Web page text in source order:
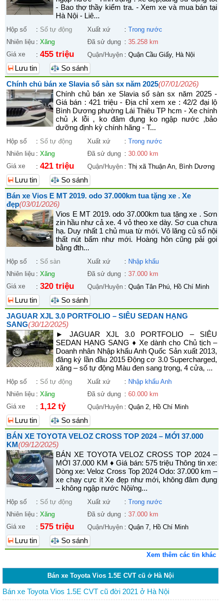
- Bao thợ thầy kiểm tra. - Xem xe và mua bán tại
Hà Nội - Liê...
Hộp số : Số tự động Xuất xứ : Trong nước
Nhiên liệu : Xăng Đã sử dụng : 35.258 km
Giá xe
: 455 triệu Quận/Huyện : Quận Cầu Giấy, Hà Nội
Lưu tin
So sánh
Chính chủ bán xe Slavia số sàn sx năm 2025(07/01/2026)
Chính chủ bán xe Slavia số sàn sx năm 2025 -
Giá bán : 421 triệu - Địa chỉ xem xe : 42/2 đại lộ
Bình Dương phường Lái Thiêu TP hcm - Xe chính
chủ ,k lỗi , ko đâm đụng ko ngập nước ,bảo
dưỡng định kỳ chính hãng - T...
Hộp số : Số tự động Xuất xứ : Trong nước
Nhiên liệu : Xăng Đã sử dụng : 30.000 km
Giá xe
: 421 triệu Quận/Huyện : Thị xã Thuận An, Bình Dương
Lưu tin
So sánh
Bán xe Vios E MT 2019. odo 37.000km tua tặng xe . Xe
đẹp(03/01/2026)
Vios E MT 2019. odo 37.000km tua tặng xe . Sơn
zin hầu như cả xe. 4 vỏ theo xe dày. Sơ cua chưa
hạ. Duy nhất 1 chủ mua từ mới. Vô lăng củ số nội
thất nút bấm như mới. Hoàng hôn cũng pải gọi
bằng đth...
Hộp số : Số sàn Xuất xứ : Nhập khẩu
Nhiên liệu : Xăng Đã sử dụng : 37.000 km
Giá xe
: 320 triệu Quận/Huyện : Quận Tân Phú, Hồ Chí Minh
Lưu tin
So sánh
JAGUAR XJL 3.0 PORTFOLIO – SIÊU SEDAN HẠNG
SANG(30/12/2025)
► JAGUAR XJL 3.0 PORTFOLIO – SIÊU
SEDAN HẠNG SANG ♦ Xe dành cho Chủ tịch –
Doanh nhân Nhập khẩu Anh Quốc Sản xuất 2013,
đăng ký lần đầu 2015 Động cơ 3.0 Supercharged,
xăng – số tự động Màu đen sang trọng, 4 cửa, ...
Hộp số : Số tự động Xuất xứ : Nhập khẩu Anh
Nhiên liệu : Xăng Đã sử dụng : 60.000 km
Giá xe
: 1,12 tỷ Quận/Huyện : Quận 2, Hồ Chí Minh
Lưu tin
So sánh
BÁN XE TOYOTA VELOZ CROSS TOP 2024 – MỚI 37.000
KM(09/12/2025)
BÁN XE TOYOTA VELOZ CROSS TOP 2024 –
MỚI 37.000 KM ♦ Giá bán: 575 triệu Thông tin xe:
Dòng xe: Veloz Cross Top 2024 Odo: 37.000 km –
xe chạy cực ít Xe đẹp như mới, không đâm đụng
– không ngập nước Nội/ng...
Hộp số : Số tự động Xuất xứ : Trong nước
Nhiên liệu : Xăng Đã sử dụng : 37.000 km
Giá xe
: 575 triệu Quận/Huyện : Quận 7, Hồ Chí Minh
Lưu tin So sánh
Xem thêm các tin khác
Bán xe Toyota Vios 1.5E CVT cũ ở Hà Nội
Bán xe Toyota Vios 1.5E CVT cũ đời 2021 ở Hà Nội